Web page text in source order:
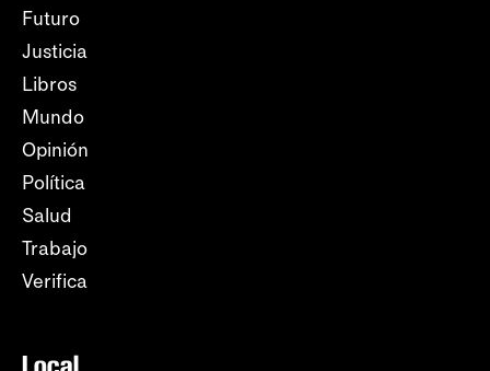
Futuro
Justicia
Libros
Mundo
Opinión
Política
Salud
Trabajo
Verifica